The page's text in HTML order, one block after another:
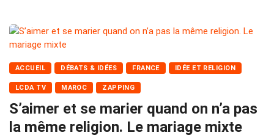
ACCUEIL DÉBATS & IDÉES FRANCE IDÉE ET RELIGION
LCDA TV MAROC ZAPPING
S’aimer et se marier quand on n’a pas
la même religion. Le mariage mixte